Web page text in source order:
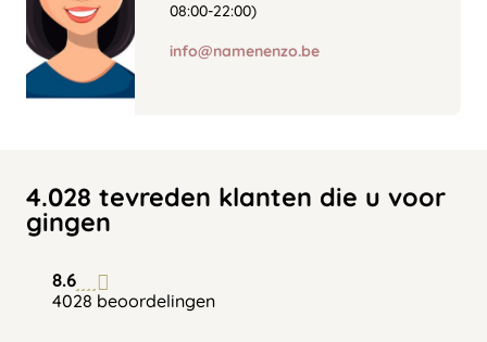
08:00-22:00)
info@namenenzo.be
4.028 tevreden klanten die u voor
gingen
8.6
4028 beoordelingen